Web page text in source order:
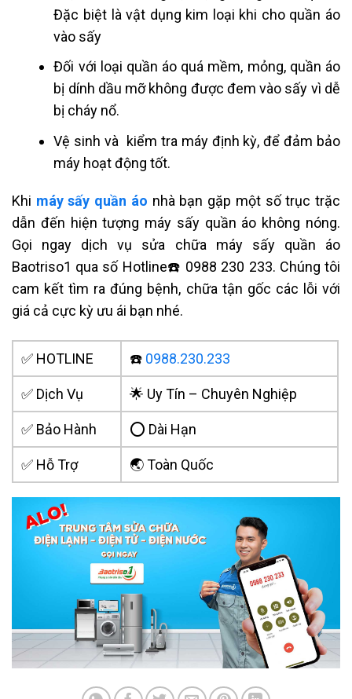
Đặc biệt là vật dụng kim loại khi cho quần áo
vào sấy
Đối với loại quần áo quá mềm, mỏng, quần áo
bị dính dầu mỡ không được đem vào sấy vì dễ
bị cháy nổ.
Vệ sinh và kiểm tra máy định kỳ, để đảm bảo
máy hoạt động tốt.
Khi máy sấy quần áo nhà bạn gặp một số trục trặc
dẫn đến hiện tượng máy sấy quần áo không nóng.
Gọi ngay dịch vụ sửa chữa máy sấy quần áo
Baotriso1 qua số Hotline☎️ 0988 230 233. Chúng tôi
cam kết tìm ra đúng bệnh, chữa tận gốc các lỗi với
giá cả cực kỳ ưu ái bạn nhé.
✅ HOTLINE ☎️ 0988.230.233
✅ Dịch Vụ 🌟 Uy Tín – Chuyên Nghiệp
✅ Bảo Hành ⭕ Dài Hạn
✅ Hỗ Trợ 🌏 Toàn Quốc